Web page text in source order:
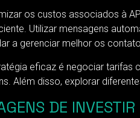
os custos associados à
Utilizar mensagens
a gerenciar melhor os
eficaz é negociar
Além disso, explorar
DE